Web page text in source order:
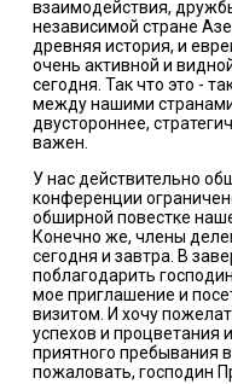
взаимодействия,
независимой стране
древняя история, и
очень активной и
сегодня. Так что это -
между нашими
двустороннее,
важен.
У нас действительно
конференции
обширной повестке
Конечно же, члены
сегодня и завтра. В
поблагодарить
мое приглашение и
визитом. И хочу
успехов и процветания
приятного пребывания
пожаловать, господин